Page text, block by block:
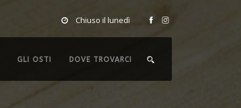
Chiuso il lunedì
GLI OSTI DOVE TROVARCI